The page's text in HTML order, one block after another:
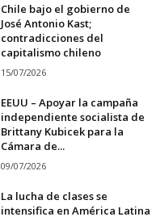
Chile bajo el gobierno de
José Antonio Kast;
contradicciones del
capitalismo chileno
15/07/2026
EEUU – Apoyar la campaña
independiente socialista de
Brittany Kubicek para la
Cámara de...
09/07/2026
La lucha de clases se
intensifica en América Latina